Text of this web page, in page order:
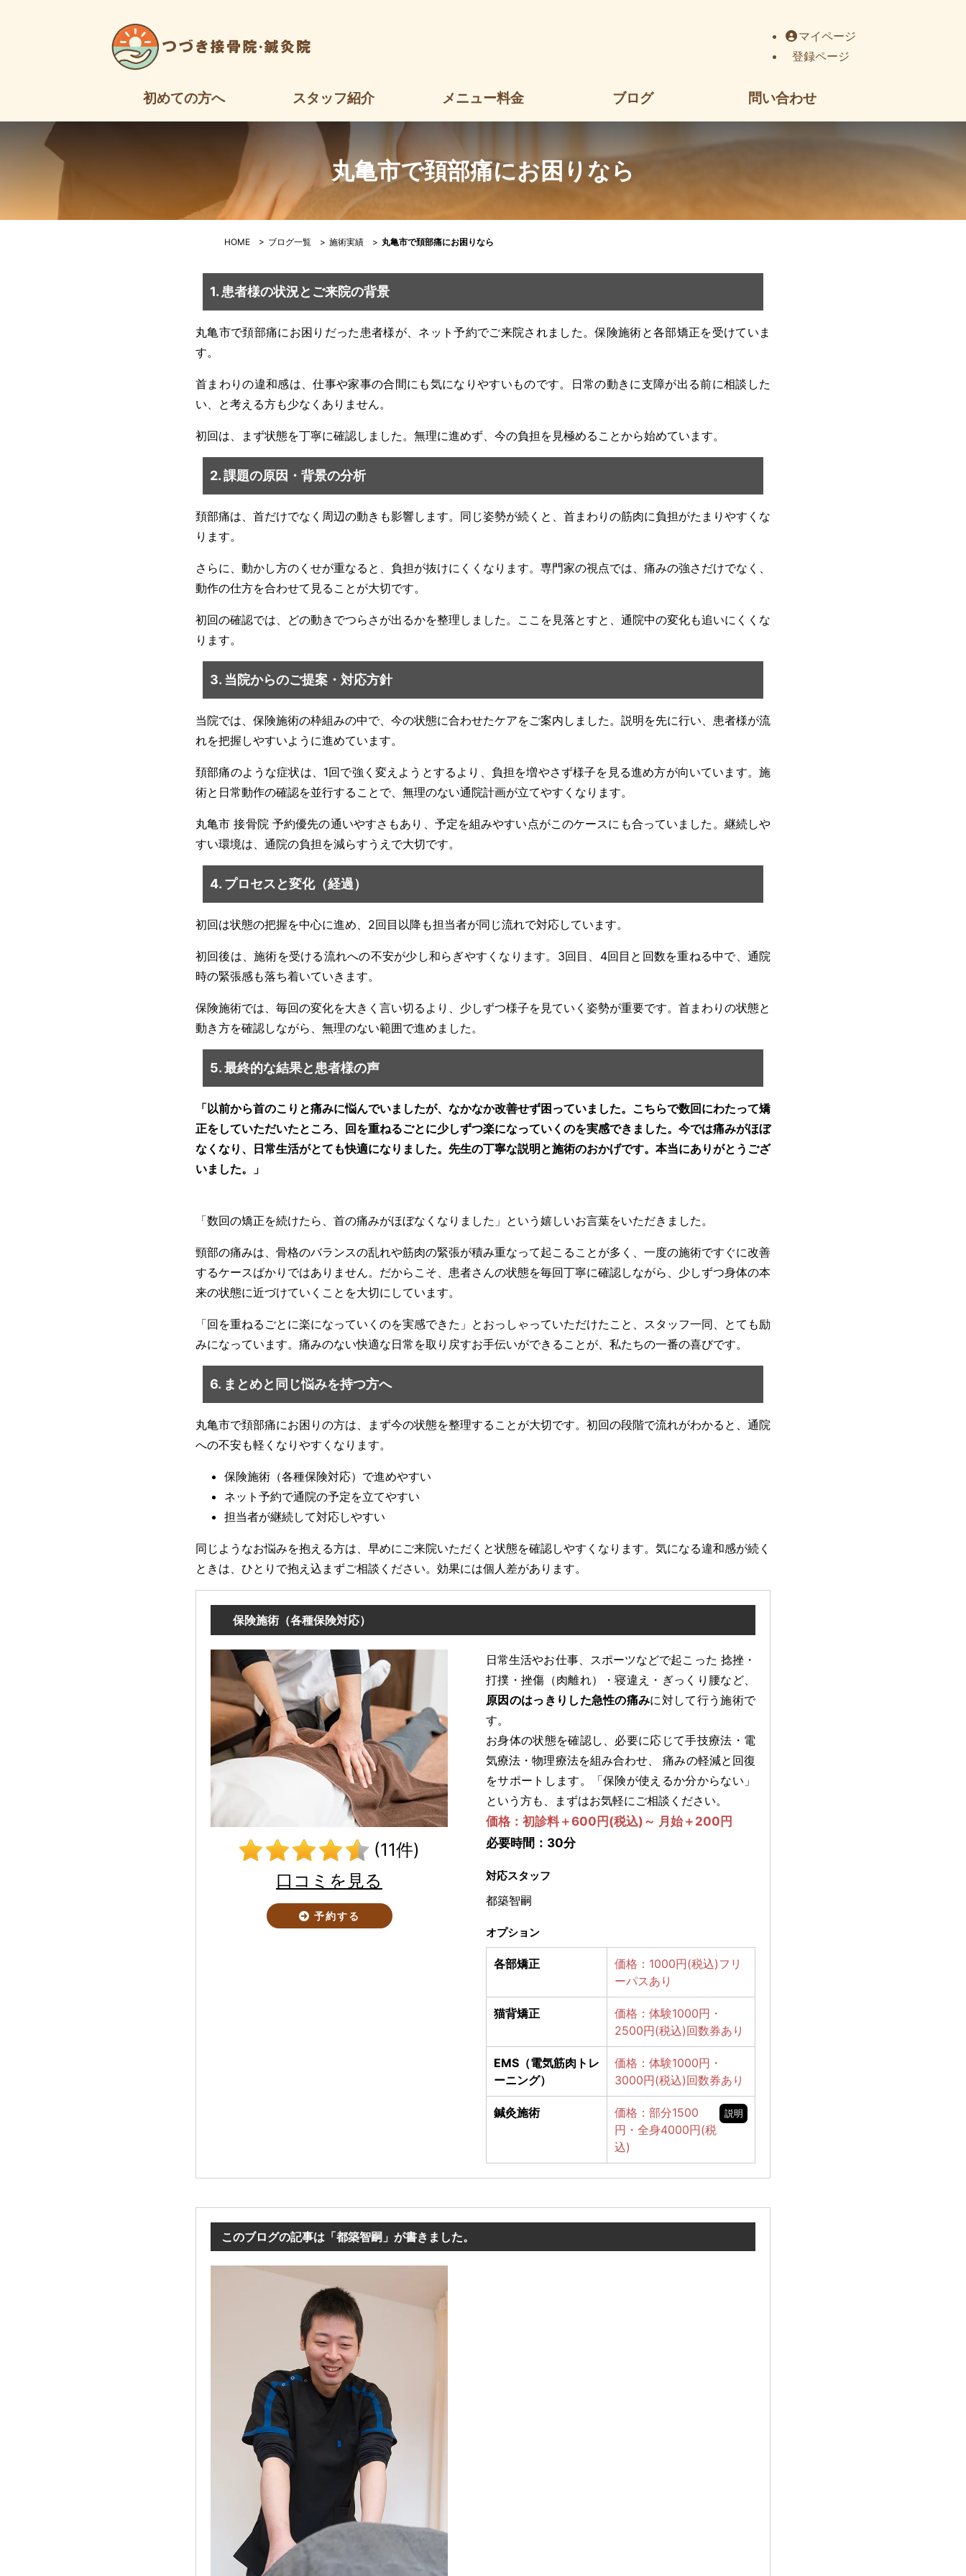
マイページ
登録ページ
丸亀市で頚部痛にお困りなら｜つづき接骨院・鍼灸院｜丸亀市郡家町の肩こり・腰痛・交通事故治療｜香川県丸亀市郡家町
初めての方へ スタッフ紹介 メニュー料金 ブログ 問い合わせ
丸亀市で頚部痛にお困りなら
HOME > ブログ一覧 > 施術実績 > 丸亀市で頚部痛にお困りなら
1. 患者様の状況とご来院の背景
丸亀市で頚部痛にお困りだった患者様が、ネット予約でご来院されました。保険施術と各部矯正を受けていま
す。
首まわりの違和感は、仕事や家事の合間にも気になりやすいものです。日常の動きに支障が出る前に相談した
い、と考える方も少なくありません。
初回は、まず状態を丁寧に確認しました。無理に進めず、今の負担を見極めることから始めています。
2. 課題の原因・背景の分析
頚部痛は、首だけでなく周辺の動きも影響します。同じ姿勢が続くと、首まわりの筋肉に負担がたまりやすくな
ります。
さらに、動かし方のくせが重なると、負担が抜けにくくなります。専門家の視点では、痛みの強さだけでなく、
動作の仕方を合わせて見ることが大切です。
初回の確認では、どの動きでつらさが出るかを整理しました。ここを見落とすと、通院中の変化も追いにくくな
ります。
3. 当院からのご提案・対応方針
当院では、保険施術の枠組みの中で、今の状態に合わせたケアをご案内しました。説明を先に行い、患者様が流
れを把握しやすいように進めています。
頚部痛のような症状は、1回で強く変えようとするより、負担を増やさず様子を見る進め方が向いています。施
術と日常動作の確認を並行することで、無理のない通院計画が立てやすくなります。
丸亀市 接骨院 予約優先の通いやすさもあり、予定を組みやすい点がこのケースにも合っていました。継続しや
すい環境は、通院の負担を減らすうえで大切です。
4. プロセスと変化（経過）
初回は状態の把握を中心に進め、2回目以降も担当者が同じ流れで対応しています。
初回後は、施術を受ける流れへの不安が少し和らぎやすくなります。3回目、4回目と回数を重ねる中で、通院
時の緊張感も落ち着いていきます。
保険施術では、毎回の変化を大きく言い切るより、少しずつ様子を見ていく姿勢が重要です。首まわりの状態と
動き方を確認しながら、無理のない範囲で進めました。
5. 最終的な結果と患者様の声
「以前から首のこりと痛みに悩んでいましたが、なかなか改善せず困っていました。こちらで数回にわたって矯
正をしていただいたところ、回を重ねるごとに少しずつ楽になっていくのを実感できました。今では痛みがほぼ
なくなり、日常生活がとても快適になりました。先生の丁寧な説明と施術のおかげです。本当にありがとうござ
いました。」
「数回の矯正を続けたら、首の痛みがほぼなくなりました」という嬉しいお言葉をいただきました。
頸部の痛みは、骨格のバランスの乱れや筋肉の緊張が積み重なって起こることが多く、一度の施術ですぐに改善
するケースばかりではありません。だからこそ、患者さんの状態を毎回丁寧に確認しながら、少しずつ身体の本
来の状態に近づけていくことを大切にしています。
「回を重ねるごとに楽になっていくのを実感できた」とおっしゃっていただけたこと、スタッフ一同、とても励
みになっています。痛みのない快適な日常を取り戻すお手伝いができることが、私たちの一番の喜びです。
6. まとめと同じ悩みを持つ方へ
丸亀市で頚部痛にお困りの方は、まず今の状態を整理することが大切です。初回の段階で流れがわかると、通院
への不安も軽くなりやすくなります。
保険施術（各種保険対応）で進めやすい
ネット予約で通院の予定を立てやすい
担当者が継続して対応しやすい
同じようなお悩みを抱える方は、早めにご来院いただくと状態を確認しやすくなります。気になる違和感が続く
ときは、ひとりで抱え込まずご相談ください。効果には個人差があります。
保険施術（各種保険対応）
(11件)
口コミを見る
予約する
日常生活やお仕事、スポーツなどで起こった 捻挫・
打撲・挫傷（肉離れ）・寝違え・ぎっくり腰など、
原因のはっきりした急性の痛みに対して行う施術で
す。
お身体の状態を確認し、必要に応じて手技療法・電
気療法・物理療法を組み合わせ、 痛みの軽減と回復
をサポートします。「保険が使えるか分からない」
という方も、まずはお気軽にご相談ください。
価格：初診料＋600円(税込)～ 月始＋200円
必要時間：30分
対応スタッフ
都築智嗣
オプション
各部矯正
価格：1000円(税込)フリ
ーパスあり
猫背矯正
価格：体験1000円・
2500円(税込)回数券あり
EMS（電気筋肉トレ
ーニング）
価格：体験1000円・
3000円(税込)回数券あり
鍼灸施術 説明
価格：部分1500
円・全身4000円(税
込)
このブログの記事は「都築智嗣」が書きました。